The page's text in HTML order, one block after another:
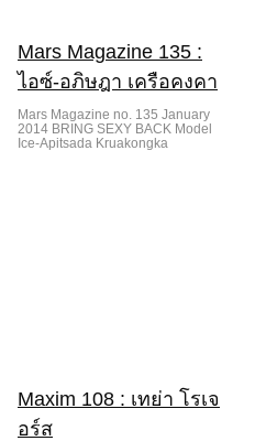
Mars Magazine 135 :
ไอซ์-อภิษฎา เครือคงคา
Mars Magazine no. 135 January
2014 BRING SEXY BACK Model
Ice-Apitsada Kruakongka
Maxim 108 : เทย่า โรเจ
อร์ส